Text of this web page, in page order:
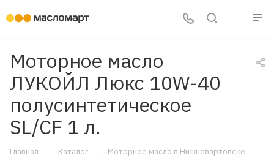
Моторное масло
ЛУКОЙЛ Люкс 10W-40
полусинтетическое
SL/CF 1 л.
Главная — Каталог — Моторное масло в Нижневартовске